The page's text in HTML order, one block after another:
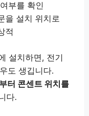
부를 확인
을 설치 위치로
적
설치하면, 전기
도 생깁니다.
터 콘센트 위치를
다.